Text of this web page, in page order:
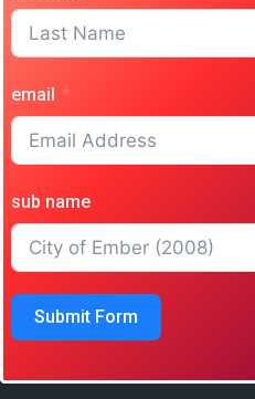
email
sub name
Submit Form